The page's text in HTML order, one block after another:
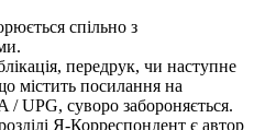
спільно з
передрук, чи наступне
містить посилання на
/ UPG, суворо забороняється.
Я-Корреспондент є автор